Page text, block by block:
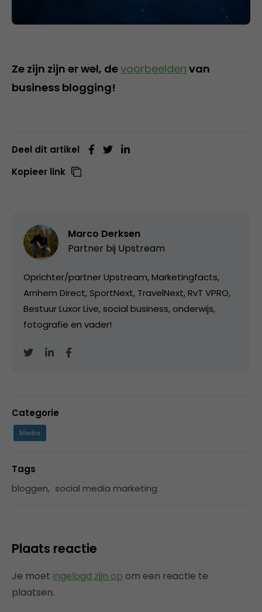
Ze zijn zijn er wel, devoorbeelden van
business blogging!
Deel dit artikel
Kopieer link
Marco Derksen
Partner bij Upstream
Oprichter/partner Upstream, Marketingfacts,
Arnhem Direct, SportNext, TravelNext, RvT VPRO,
Bestuur Luxor Live, social business, onderwijs,
fotografie en vader!
Categorie
Media
Tags
bloggen, social media marketing
Plaats reactie
Je moet ingelogd zijn op om een reactie te
plaatsen.